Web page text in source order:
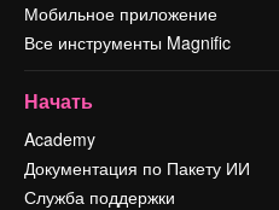
Мобильное приложение
Все инструменты Magnific
Начать
Academy
Документация по Пакету ИИ
Служба поддержки